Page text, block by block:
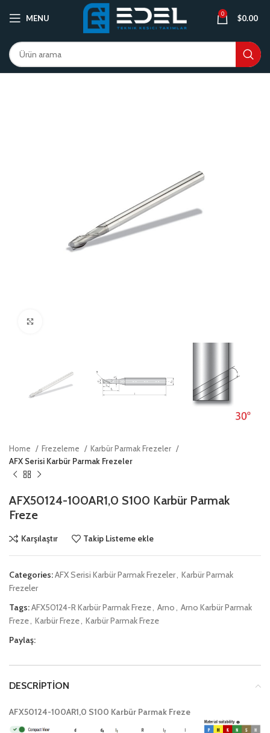
MENU 0 $0.00
Home Frezeleme
Karbür Parmak Frezeler
AFX Serisi Karbür Parmak Frezeler
AFX50124-100AR1,0 S100 Karbür Parmak
Freze
Karşılaştır Takip Listeme ekle
Categories:AFX Serisi Karbür Parmak Frezeler Karbür Parmak
Frezeler
Tags:AFX50124-R Karbür Parmak Freze Arno
Arno Karbür Parmak
Freze Karbür Freze Karbür Parmak Freze
Paylaş:
DESCRIPTION
AFX50124-100AR1,0 S100 Karbür Parmak Freze